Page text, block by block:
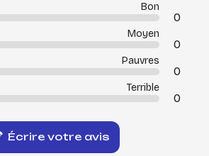
Bon
0
Moyen
0
Pauvres
0
Terrible
0
Écrire votre avis